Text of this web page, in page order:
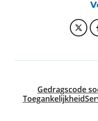
Gedragscode
Toegankelijkheid